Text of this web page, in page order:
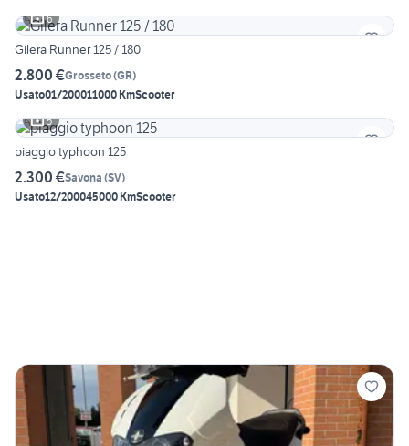
6
Gilera Runner 125 / 180
2.800 €Grosseto(GR)
Usato01/200011000 KmScooter
5
piaggio typhoon 125
2.300 €Savona (SV)
Usato12/200045000 KmScooter